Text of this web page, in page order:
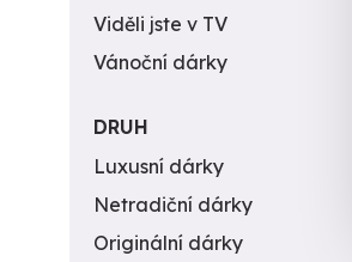
Viděli jste v TV
Vánoční dárky
DRUH
Luxusní dárky
Netradiční dárky
Originální dárky